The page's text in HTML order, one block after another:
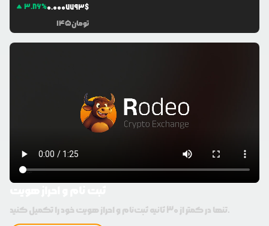
3.86%0.0007793$
145تومان
تنها در کمتر از 30 ثانیه ثبت‌نام و احراز هویت خود را تکمیل کنید.